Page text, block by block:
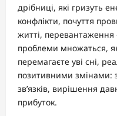
дрібниці, які гризуть
конфлікти, почуття
житті, перевантаження
проблеми множаться,
перемагаєте уві сні,
позитивними змінами:
зв’язків, вирішення
прибуток.